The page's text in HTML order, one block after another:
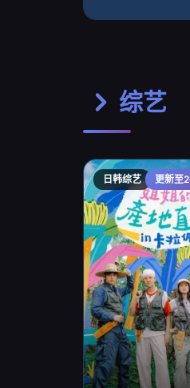
综艺
日韩综艺 更新至